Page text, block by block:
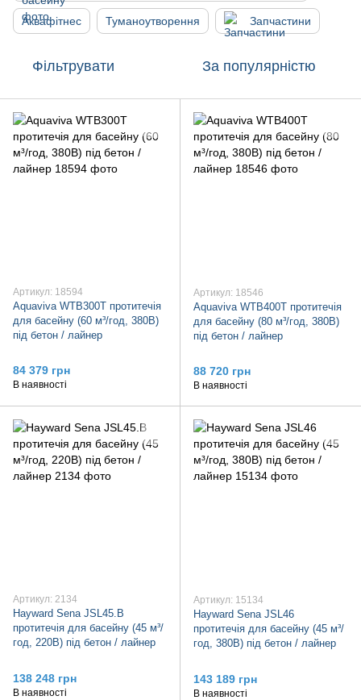
Аквафітнес Туманоутворення Запчастини
Фільтрувати За популярністю
Артикул: 18594
Aquaviva WTB300T протитечія
для басейну (60 м³/год, 380В)
під бетон / лайнер
84 379 грн
В наявності
Артикул: 18546
Aquaviva WTB400T протитечія
для басейну (80 м³/год, 380В)
під бетон / лайнер
88 720 грн
В наявності
Артикул: 2134
Hayward Sena JSL45.B
протитечія для басейну (45 м³/
год, 220В) під бетон / лайнер
138 248 грн
В наявності
Артикул: 15134
Hayward Sena JSL46
протитечія для басейну (45 м³/
год, 380В) під бетон / лайнер
143 189 грн
В наявності